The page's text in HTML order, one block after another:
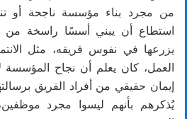
من مجرد بناء مؤسسة ناجحة أو
استطاع أن يبني أسسًا راسخة من
يزرعها في نفوس فريقه، مثل
العمل، كان يعلم أن نجاح المؤسسة
إيمان حقيقي من أفراد الفريق
يُذكرهم بأنهم ليسوا مجرد